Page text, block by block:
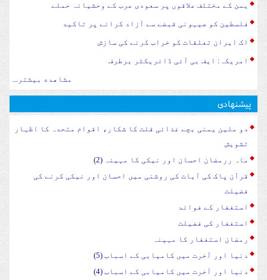
یمن کے مختلف علاقوں پر سعودی عرب کے وحشیانہ حملے
فلسطین کو صیہونی قبضے سے آزاد کرانے پر تاکید
اک ایران تعلقات کو خراب کرنے کی سازش
امریکہ: ایف بی آئی ڈائریکٹر برطرف
مشاهده بیشتر...
پیشنهادی
دو ملین یمنی بچے غذائی قلت کا شکار، اقوام متحدہ کا اظہار
تشویش
ماہ ررمضان احسان اور نیکی کا مہینہ (2)
قرآن پاک کی آیات کی روشنی میں احسان اور نیکی کرنے کی
فضیلت
استغفار کے فوائد
استغفار کی فضیلت
رمضان استغفار کا مہینہ
دنیا اور آخرت میں کامیابی کے اسباب (5)
دنیا اور آخرت میں کامیابی کے اسباب (4)